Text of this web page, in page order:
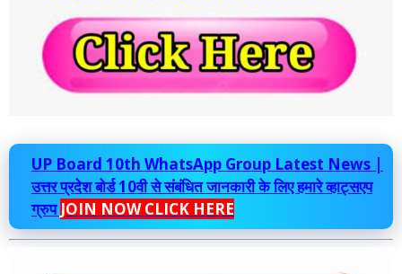
UP Board 10th WhatsApp Group Latest News |
उत्तर प्रदेश बोर्ड 10वी से संबंधित जानकारी के लिए हमारे व्हाट्सएप
ग्रुप JOIN NOW CLICK HERE